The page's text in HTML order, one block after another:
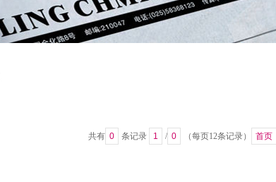
共有 0 条记录 1 / 0 （每页12条记录） 首页